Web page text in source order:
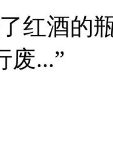
红酒的
废...”